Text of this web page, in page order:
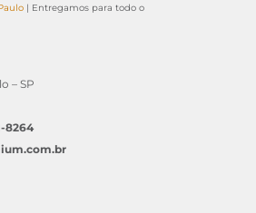
| Entregamos para todo o
– SP
8264